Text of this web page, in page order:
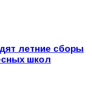
летние сборы
школ